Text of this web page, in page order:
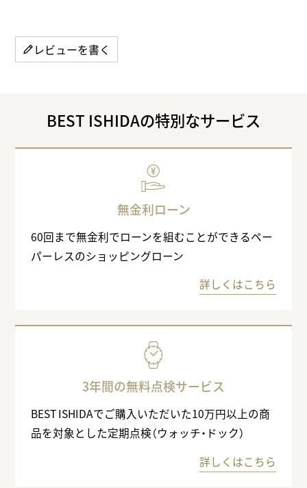
レビューを書く
BEST ISHIDAの特別なサービス
無金利ローン
60回まで無金利でローンを組むことができるペー
パーレスのショッピングローン
詳しくはこちら
3年間の無料点検サービス
BEST ISHIDAでご購入いただいた10万円以上の商
品を対象とした定期点検（ウォッチ・ドック）
詳しくはこちら